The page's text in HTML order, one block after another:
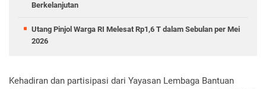
Berkelanjutan
Utang Pinjol Warga RI Melesat Rp1,6 T dalam Sebulan per Mei
2026
Kehadiran dan partisipasi dari Yayasan Lembaga Bantuan